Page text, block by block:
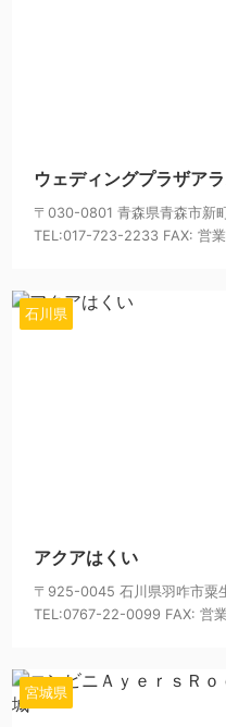
ウェディングプラザア
〒030-0801 青森県青森市新
TEL:017-723-2233 FAX: 営
石川県
アクアはくい
〒925-0045 石川県羽咋市粟
TEL:0767-22-0099 FAX: 営
宮城県